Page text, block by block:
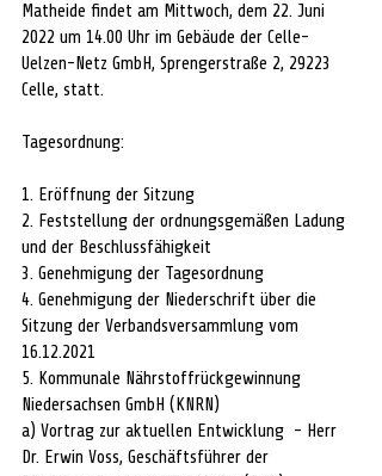
Matheide findet am Mittwoch, dem 22. Juni
2022 um 14.00 Uhr im Gebäude der Celle-
Uelzen-Netz GmbH, Sprengerstraße 2, 29223
Celle, statt.
Tagesordnung:
1. Eröffnung der Sitzung
2. Feststellung der ordnungsgemäßen Ladung
und der Beschlussfähigkeit
3. Genehmigung der Tagesordnung
4. Genehmigung der Niederschrift über die
Sitzung der Verbandsversammlung vom
16.12.2021
5. Kommunale Nährstoffrückgewinnung
Niedersachsen GmbH (KNRN)
a) Vortrag zur aktuellen Entwicklung  - Herr
Dr. Erwin Voss, Geschäftsführer der